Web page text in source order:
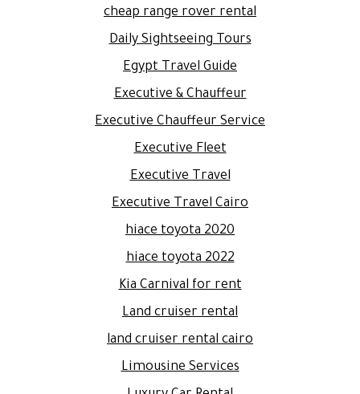
cheap range rover rental
Daily Sightseeing Tours
Egypt Travel Guide
Executive & Chauffeur
Executive Chauffeur Service
Executive Fleet
Executive Travel
Executive Travel Cairo
hiace toyota 2020
hiace toyota 2022
Kia Carnival for rent
Land cruiser rental
land cruiser rental cairo
Limousine Services